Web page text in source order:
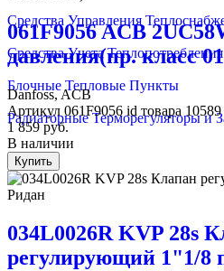
Средства Управления
Средства Учета Теплопотребления
Блочные Тепловые Пункты
Радиаторные Терморегуляторы и
061F9056 ACB
давления(пр. класс
Danfoss, ACB
Артикул 061F9056 id товара 10589
1 859руб.
В наличии
Купить
034L0026R KVP 28s
регулирующий 1"1/8